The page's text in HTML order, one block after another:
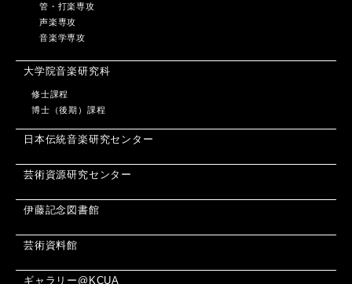
管・打楽専攻
声楽専攻
音楽学専攻
大学院音楽研究科
修士課程
博士（後期）課程
日本伝統音楽研究センター
芸術資源研究センター
伊藤記念図書館
芸術資料館
ギャラリー@KCUA